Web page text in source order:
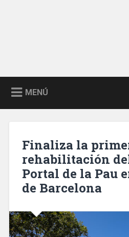
MENÚ
Finaliza la
rehabilitación
Portal de la Pau
de Barcelona